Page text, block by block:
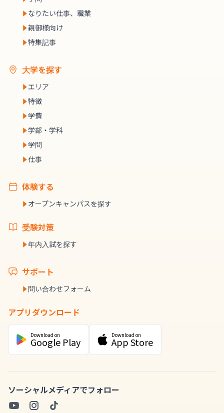
なりたい仕事、職業
親御様向け
特集記事
大学を探す
エリア
特徴
学費
学部・学科
学問
仕事
体験する
オープンキャンパスを探す
受験対策
年内入試を探す
サポート
問い合わせフォーム
アプリダウンロード
Download on
Google Play
Download on
App Store
ソーシャルメディアでフォロー